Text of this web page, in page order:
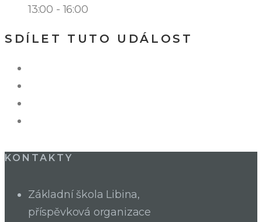
13:00 - 16:00
SDÍLET TUTO UDÁLOST
KONTAKTY
Základní škola Libina,
příspěvková organizace